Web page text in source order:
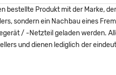
bestellte Produkt mit der Marke,
sondern ein Nachbau eines
/ -Netzteil geladen werden.
und dienen lediglich der